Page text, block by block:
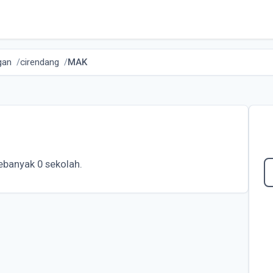
cirendang MAK
0 sekolah.